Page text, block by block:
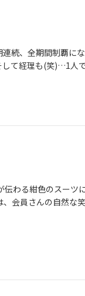
続、全期間制覇に
して経理も(笑)…1人
背中を会員さんにも
頑張ってみよう！
にありがとうござい
わる紺色のスーツ
会員さんの自然な
からね…お写真次第
トしましょう！